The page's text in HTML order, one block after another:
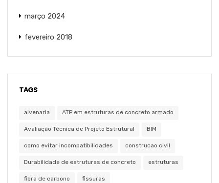
março 2024
fevereiro 2018
TAGS
alvenaria ATP em estruturas de concreto armado
Avaliação Técnica de Projeto Estrutural BIM
como evitar incompatibilidades construcao civil
Durabilidade de estruturas de concreto estruturas
fibra de carbono fissuras